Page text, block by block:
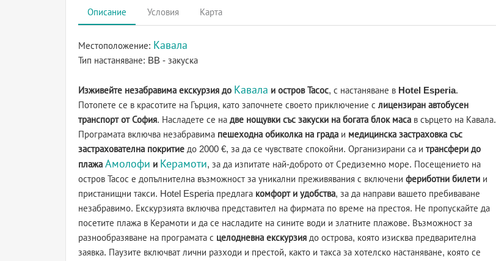
Описание Условия Карта
Местоположение: Кавала
Тип настаняване: BB - закуска
Изживейте незабравима екскурзия до Кавала и остров Тасос, с настаняване в Hotel Esperia.
Потопете се в красотите на Гърция, като започнете своето приключение с лицензиран автобусен
транспорт от София. Насладете се на две нощувки със закуски на богата блок маса в сърцето на Кавала.
Програмата включва незабравима пешеходна обиколка на града и медицинска застраховка със
застрахователна покритие до 2000 €, за да се чувствате спокойни. Организирани са и трансфери до
плажа Амолофи и Керамоти, за да изпитате най-доброто от Средиземно море. Посещението на
остров Тасос е допълнителна възможност за уникални преживявания с включени фериботни билети и
пристанищни такси. Hotel Esperia предлага комфорт и удобства, за да направи вашето пребиваване
незабравимо. Екскурзията включва представител на фирмата по време на престоя. Не пропускайте да
посетите плажа в Керамоти и да се насладите на сините води и златните плажове. Възможност за
разнообразяване на програмата с целодневна екскурзия до острова, която изисква предварителна
заявка. Паузите включват лични разходи и престой, както и такса за хотелско настаняване, която се